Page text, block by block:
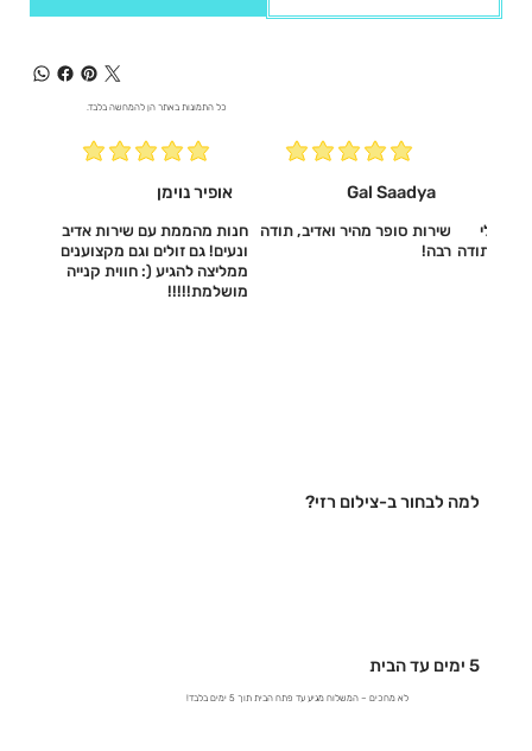
כל התמונות באתר הן להמחשה בלבד.
אופיר נוימן
חנות מהממת עם שירות אדיב
ונעים! גם זולים וגם מקצוענים
ממליצה להגיע (: חווית קנייה
מושלמת!!!!!‎
Gal Saadya
שירות סופר מהיר ואדיב, תודה
רבה!
לי
תודה
למה לבחור ב-צילום רזי?
5 ימים עד הבית
לא מחכים – המשלוח מגיע עד פתח הבית תוך 5 ימים בלבד!